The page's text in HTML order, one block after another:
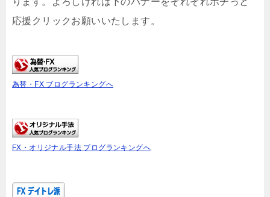
応援クリックお願いいたします。
為替・FX ブログランキングへ
FX・オリジナル手法 ブログランキングへ